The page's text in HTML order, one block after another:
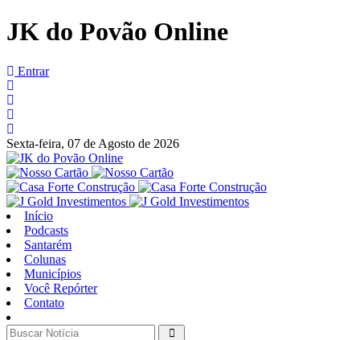
JK do Povão Online
Entrar
Sexta-feira, 07 de Agosto de 2026
Início
Podcasts
Santarém
Colunas
Municípios
Você Repórter
Contato